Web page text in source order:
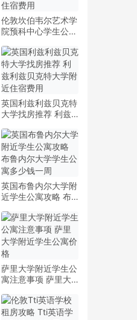
伦敦坎伯韦尔艺术学
院预科中心学生公寓
学院预科中心附近住
宿费用
英国利兹利兹贝克特
大学找房推荐 利兹
住宿费用
英国布鲁内尔大学附
近学生公寓攻略 布
多少钱一周
萨里大学附近学生公
寓注意事项 萨里大